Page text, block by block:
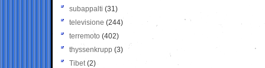
subappalti (31)
televisione(244)
terremoto (402)
thyssenkrupp (3)
Tibet(2)